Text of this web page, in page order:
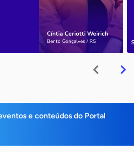
Cíntia Ceriotti Weirich
Bento Gonçalves / RS
e conteúdos do Portal